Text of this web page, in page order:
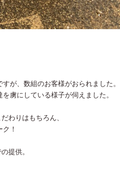
が、数組のお客様がおられました。
虜にしている様子が伺えました。
わりはもちろん、
！
提供。